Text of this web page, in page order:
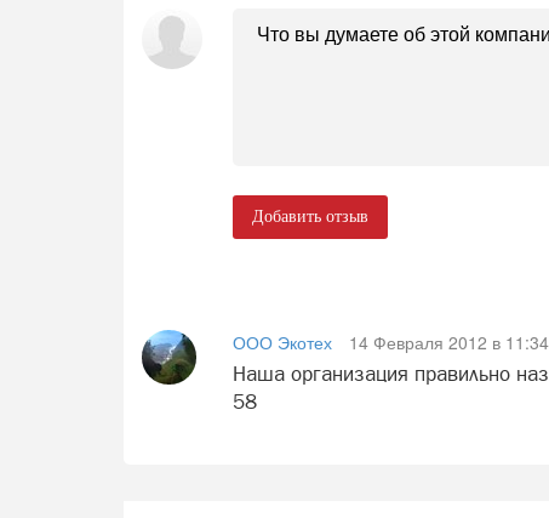
Добавить отзыв
ООО Экотех
14 Февраля 2012 в 11:34
Наша организация правильно
58